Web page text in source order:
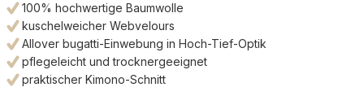
100% hochwertige Baumwolle
kuschelweicher Webvelours
Allover bugatti-Einwebung in Hoch-Tief-Optik
pflegeleicht und trocknergeeignet
praktischer Kimono-Schnitt